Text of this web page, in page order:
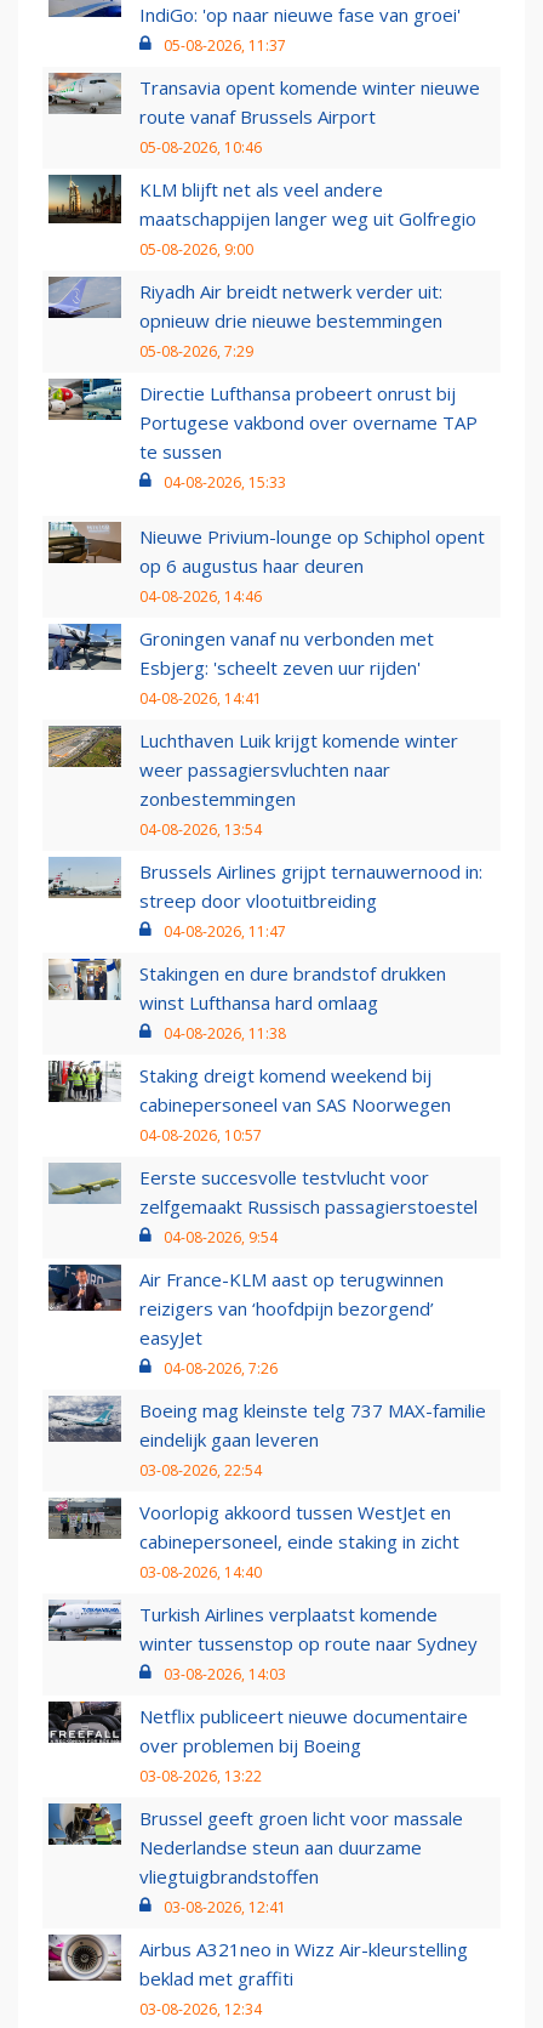
IndiGo: 'op naar nieuwe fase van groei'
05-08-2026, 11:37
Transavia opent komende winter nieuwe
route vanaf Brussels Airport
05-08-2026, 10:46
KLM blijft net als veel andere
maatschappijen langer weg uit Golfregio
05-08-2026, 9:00
Riyadh Air breidt netwerk verder uit:
opnieuw drie nieuwe bestemmingen
05-08-2026, 7:29
Directie Lufthansa probeert onrust bij
Portugese vakbond over overname TAP
te sussen
04-08-2026, 15:33
Nieuwe Privium-lounge op Schiphol opent
op 6 augustus haar deuren
04-08-2026, 14:46
Groningen vanaf nu verbonden met
Esbjerg: 'scheelt zeven uur rijden'
04-08-2026, 14:41
Luchthaven Luik krijgt komende winter
weer passagiersvluchten naar
zonbestemmingen
04-08-2026, 13:54
Brussels Airlines grijpt ternauwernood in:
streep door vlootuitbreiding
04-08-2026, 11:47
Stakingen en dure brandstof drukken
winst Lufthansa hard omlaag
04-08-2026, 11:38
Staking dreigt komend weekend bij
cabinepersoneel van SAS Noorwegen
04-08-2026, 10:57
Eerste succesvolle testvlucht voor
zelfgemaakt Russisch passagierstoestel
04-08-2026, 9:54
Air France-KLM aast op terugwinnen
reizigers van ‘hoofdpijn bezorgend’
easyJet
04-08-2026, 7:26
Boeing mag kleinste telg 737 MAX-familie
eindelijk gaan leveren
03-08-2026, 22:54
Voorlopig akkoord tussen WestJet en
cabinepersoneel, einde staking in zicht
03-08-2026, 14:40
Turkish Airlines verplaatst komende
winter tussenstop op route naar Sydney
03-08-2026, 14:03
Netflix publiceert nieuwe documentaire
over problemen bij Boeing
03-08-2026, 13:22
Brussel geeft groen licht voor massale
Nederlandse steun aan duurzame
vliegtuigbrandstoffen
03-08-2026, 12:41
Airbus A321neo in Wizz Air-kleurstelling
beklad met graffiti
03-08-2026, 12:34